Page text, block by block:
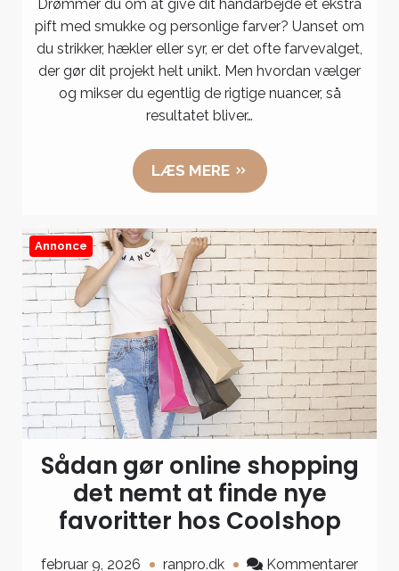
krea
Drømmer du om at give dit håndarbejde et ekstra
pift med smukke og personlige farver? Uanset om
du strikker, hækler eller syr, er det ofte farvevalget,
der gør dit projekt helt unikt. Men hvordan vælger
og mikser du egentlig de rigtige nuancer, så
resultatet bliver…
LÆS MERE
Annonce
Sådan gør online shopping
det nemt at finde nye
favoritter hos Coolshop
februar 9, 2026 ranpro.dk
Kommentarer